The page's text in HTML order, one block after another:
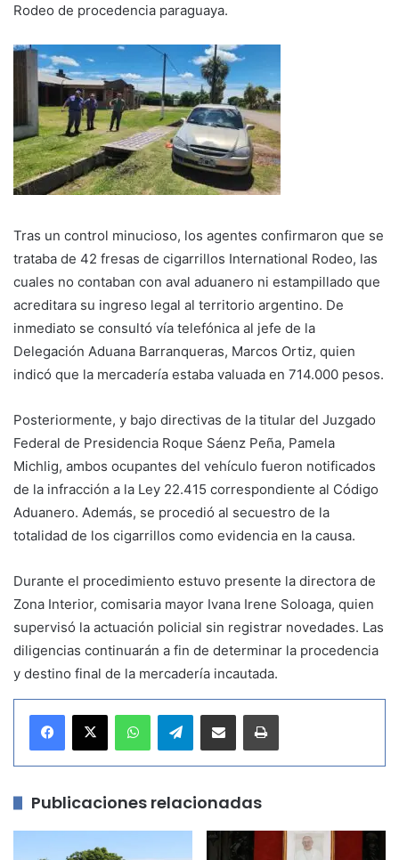
Rodeo de procedencia paraguaya.
Tras un control minucioso, los agentes confirmaron que se
trataba de 42 fresas de cigarrillos International Rodeo, las
cuales no contaban con aval aduanero ni estampillado que
acreditara su ingreso legal al territorio argentino. De
inmediato se consultó vía telefónica al jefe de la
Delegación Aduana Barranqueras, Marcos Ortiz, quien
indicó que la mercadería estaba valuada en 714.000 pesos.
Posteriormente, y bajo directivas de la titular del Juzgado
Federal de Presidencia Roque Sáenz Peña, Pamela
Michlig, ambos ocupantes del vehículo fueron notificados
de la infracción a la Ley 22.415 correspondiente al Código
Aduanero. Además, se procedió al secuestro de la
totalidad de los cigarrillos como evidencia en la causa.
Durante el procedimiento estuvo presente la directora de
Zona Interior, comisaria mayor Ivana Irene Soloaga, quien
supervisó la actuación policial sin registrar novedades. Las
diligencias continuarán a fin de determinar la procedencia
y destino final de la mercadería incautada.
Telegram
Publicaciones relacionadas